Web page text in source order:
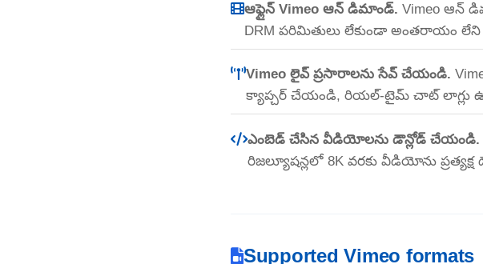
ఆఫ్లైన్ Vimeo ఆన్ డిమాండ్. Vimeo ఆన్
DRM పరిమితులు లేకుండా అంతరాయం లేని
Vimeo లైవ్ ప్రసారాలను సేవ్ చేయండి.
క్యాప్చర్ చేయండి, రియల్-టైమ్ చాట్ లాగ్లు
ఎంబెడ్ చేసిన వీడియోలను డౌన్లోడ్ చేయండి.
రిజల్యూషన్లలో 8K వరకు వీడియోను
Supported Vimeo formats